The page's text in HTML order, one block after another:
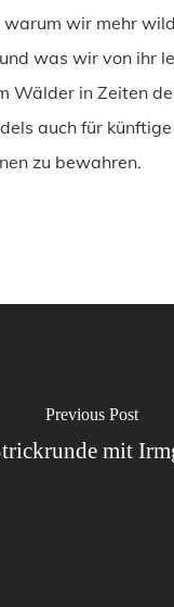
warum wir mehr
was wir von ihr
Wälder in Zeiten
auch für künftige
zu bewahren.
Previous Post
mit